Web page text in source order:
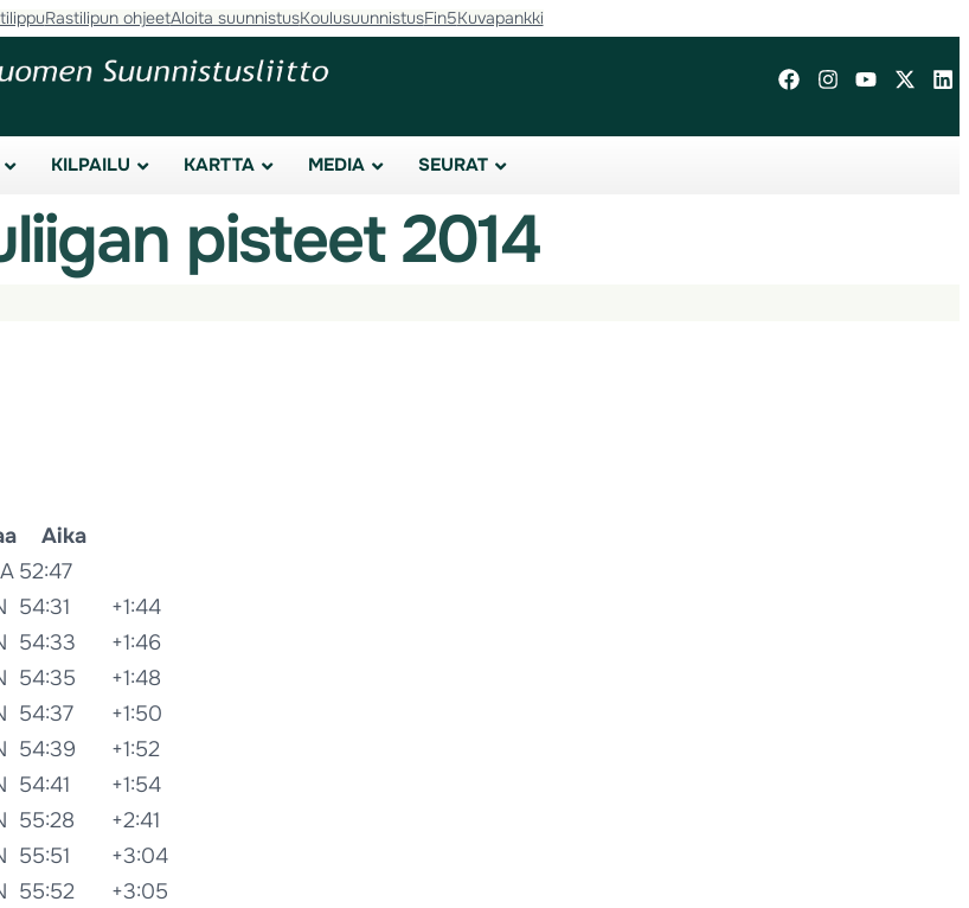
Rastilipun ohjeetAloita suunnistusKoulusuunnistusFin5Kuvapankki
KILPAILU KARTTA MEDIA SEURAT
pisteet 2014
Aika
52:47
54:31
+1:44
54:33
+1:46
54:35
+1:48
54:37
+1:50
54:39
+1:52
54:41
+1:54
55:28
+2:41
55:51
+3:04
55:52
+3:05